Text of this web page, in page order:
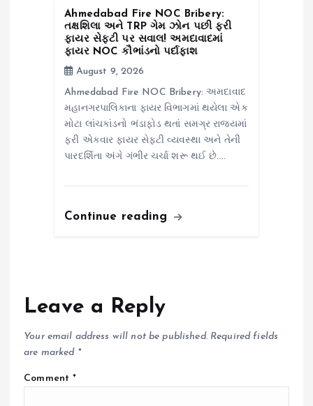
Ahmedabad Fire NOC Bribery:
તક્ષશિલા અને TRP ગેમ ઝોન પછી ફરી
ફાયર સેફ્ટી પર સવાલ! અમદાવાદમાં
ફાયર NOC કૌભાંડનો પર્દાફાશ
August 9, 2026
Ahmedabad Fire NOC Bribery: અમદાવાદ
મહાનગરપાલિકાના ફાયર વિભાગમાં થયેલા એક
મોટા લાંચકાંડનો ભંડાફોડ થતાં સમગ્ર રાજ્યમાં
ફરી એકવાર ફાયર સેફટી વ્યવસ્થા અને તેની
પારદર્શિતા અંગે ગંભીર ચર્ચા શરૂ થઈ છે.…
Continue reading
Leave a Reply
Your email address will not be published. Required fields
are marked *
Comment*